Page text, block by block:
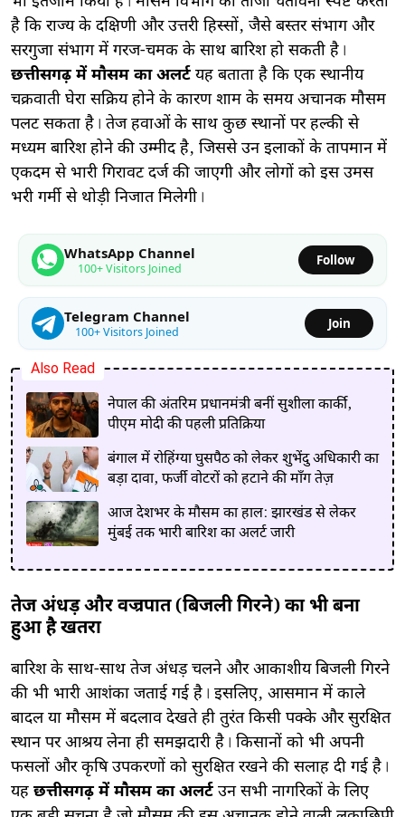
है कि राज्य के दक्षिणी और उत्तरी हिस्सों, जैसे बस्तर संभाग और
सरगुजा संभाग में गरज-चमक के साथ बारिश हो सकती है।
छत्तीसगढ़ में मौसम का अलर्टयह बताता है कि एक स्थानीय
चक्रवाती घेरा सक्रिय होने के कारण शाम के समय अचानक मौसम
पलट सकता है। तेज हवाओं के साथ कुछ स्थानों पर हल्की से
मध्यम बारिश होने की उम्मीद है, जिससे उन इलाकों के तापमान में
एकदम से भारी गिरावट दर्ज की जाएगी और लोगों को इस उमस
भरी गर्मी से थोड़ी निजात मिलेगी।
WhatsApp Channel
100+ Visitors Joined
Follow
Telegram Channel
100+ Visitors Joined
Join
Also Read
नेपाल की अंतरिम प्रधानमंत्री बनीं सुशीला कार्की,
पीएम मोदी की पहली प्रतिक्रिया
बंगाल में रोहिंग्या घुसपैठ को लेकर शुभेंदु अधिकारी का
बड़ा दावा, फर्जी वोटरों को हटाने की माँग तेज़
आज देशभर के मौसम का हाल: झारखंड से लेकर
मुंबई तक भारी बारिश का अलर्ट जारी
तेज अंधड़ और वज्रपात (बिजली गिरने) का भी बना
हुआ है खतरा
​बारिश के साथ-साथ तेज अंधड़ चलने और आकाशीय बिजली गिरने
की भी भारी आशंका जताई गई है। इसलिए, आसमान में काले
बादल या मौसम में बदलाव देखते ही तुरंत किसी पक्के और सुरक्षित
स्थान पर आश्रय लेना ही समझदारी है। किसानों को भी अपनी
फसलों और कृषि उपकरणों को सुरक्षित रखने की सलाह दी गई है।
यहछत्तीसगढ़ में मौसम का अलर्टउन सभी नागरिकों के लिए